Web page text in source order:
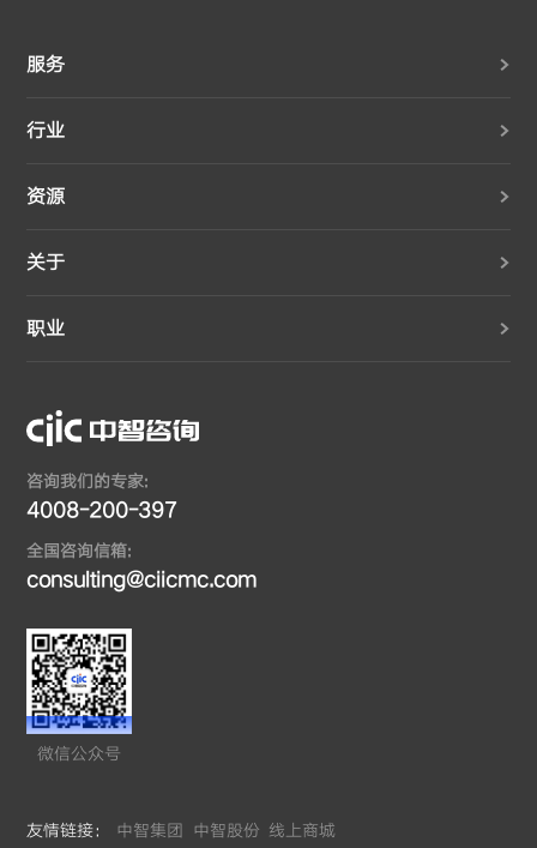
服务
行业
资源
关于
职业
咨询我们的专家:
4008-200-397
全国咨询信箱:
consulting@ciicmc.com
微信公众号
友情链接： 中智集团 中智股份 线上商城